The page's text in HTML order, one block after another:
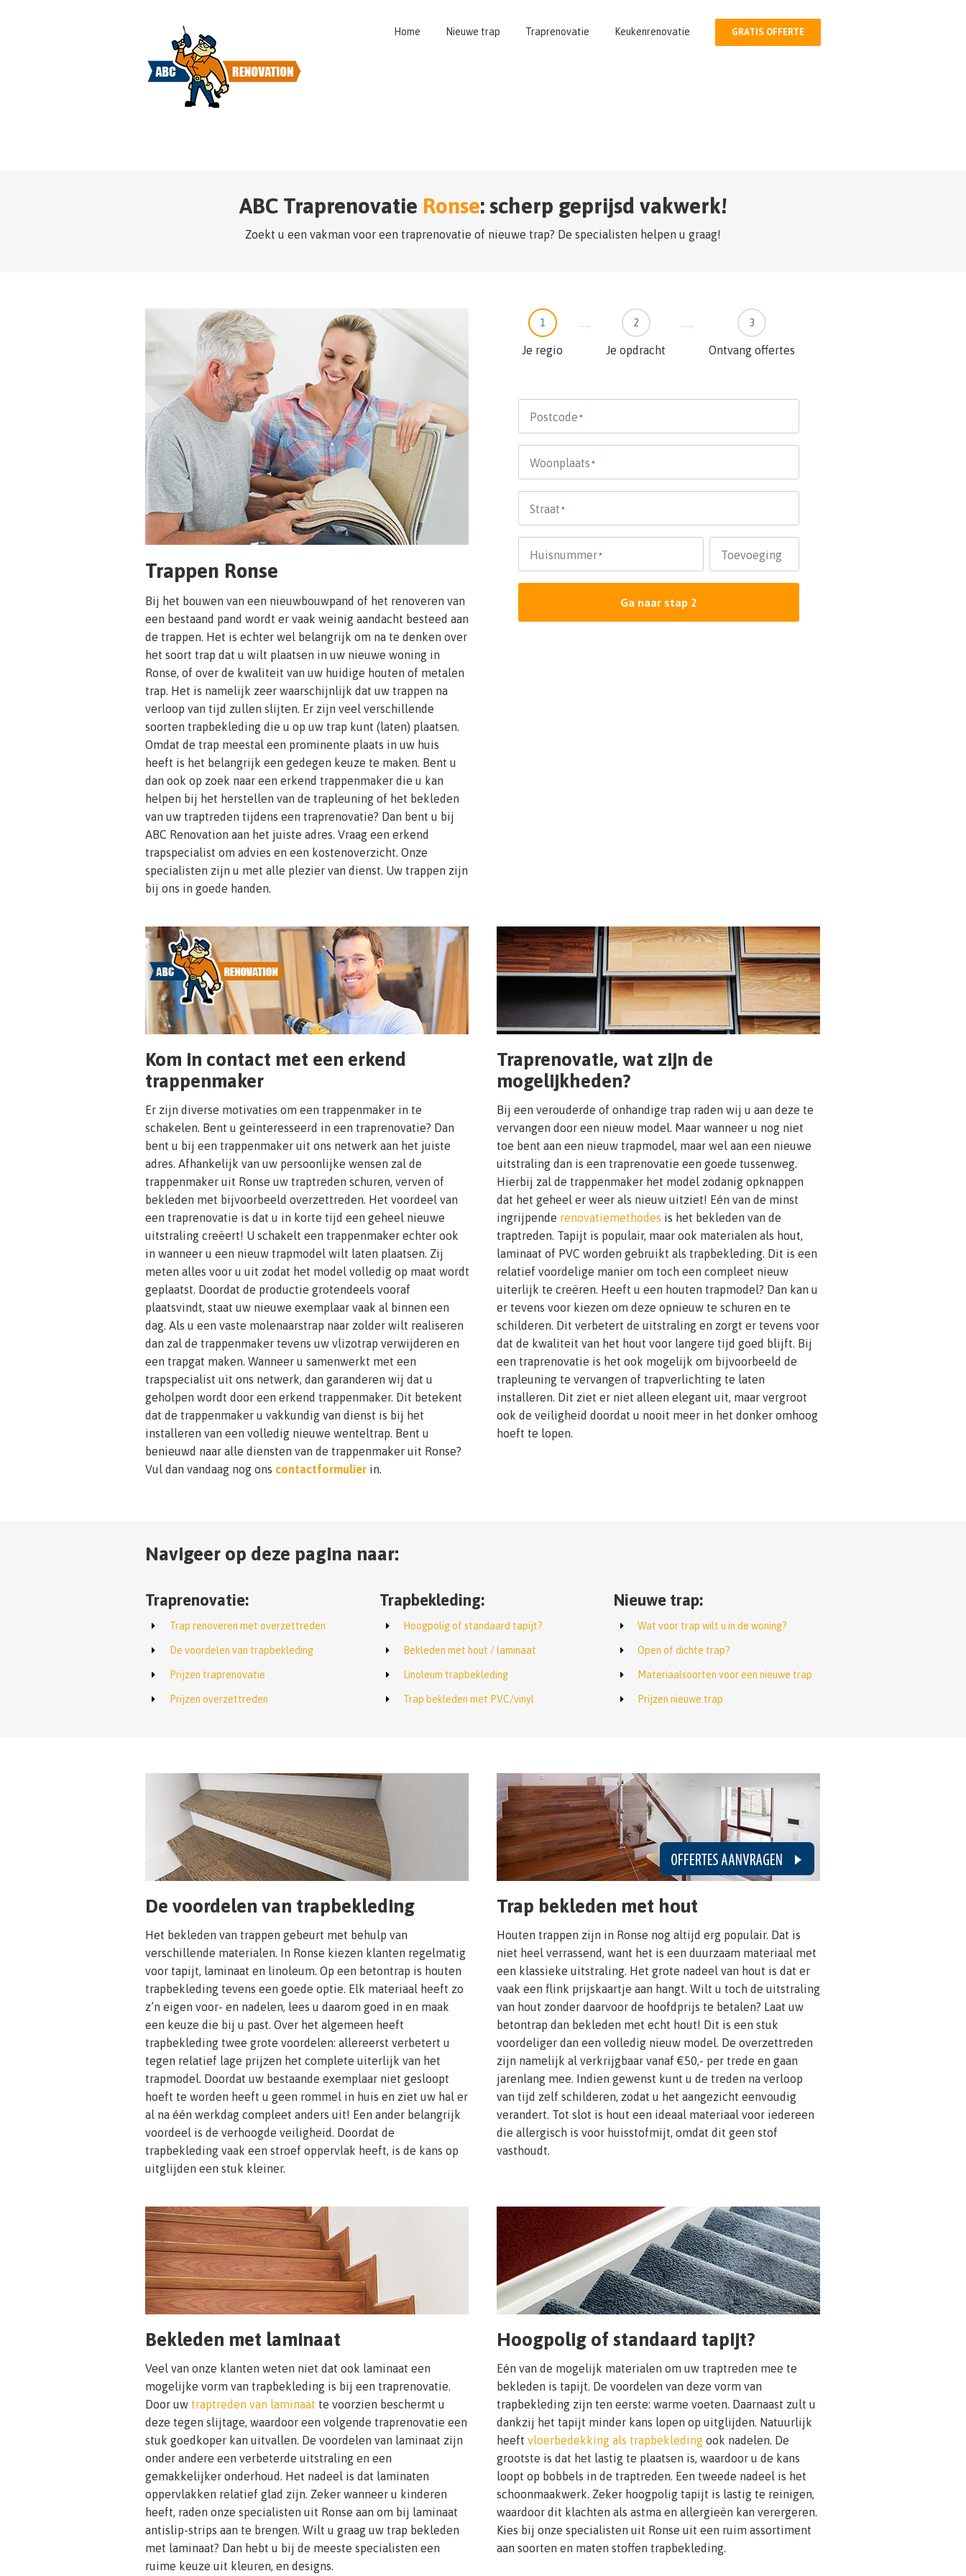
Home Nieuwe trap Traprenovatie Keukenrenovatie GRATIS OFFERTE
ABC Traprenovatie Ronse: scherp geprijsd vakwerk!
Zoekt u een vakman voor een traprenovatie of nieuwe trap? De specialisten helpen u graag!
Trappen Ronse
Bij het bouwen van een nieuwbouwpand of het renoveren van
een bestaand pand wordt er vaak weinig aandacht besteed aan
de trappen. Het is echter wel belangrijk om na te denken over
het soort trap dat u wilt plaatsen in uw nieuwe woning in
Ronse, of over de kwaliteit van uw huidige houten of metalen
trap. Het is namelijk zeer waarschijnlijk dat uw trappen na
verloop van tijd zullen slijten. Er zijn veel verschillende
soorten trapbekleding die u op uw trap kunt (laten) plaatsen.
Omdat de trap meestal een prominente plaats in uw huis
heeft is het belangrijk een gedegen keuze te maken. Bent u
dan ook op zoek naar een erkend trappenmaker die u kan
helpen bij het herstellen van de trapleuning of het bekleden
van uw traptreden tijdens een traprenovatie? Dan bent u bij
ABC Renovation aan het juiste adres. Vraag een erkend
trapspecialist om advies en een kostenoverzicht. Onze
specialisten zijn u met alle plezier van dienst. Uw trappen zijn
bij ons in goede handen.
1
Je regio
2
Je opdracht
3
Ontvang offertes
Postcode *
Woonplaats *
Straat *
Huisnummer* Toevoeging
Ga naar stap 2
Kom in contact met een erkend
trappenmaker
Er zijn diverse motivaties om een trappenmaker in te
schakelen. Bent u geïnteresseerd in een traprenovatie? Dan
bent u bij een trappenmaker uit ons netwerk aan het juiste
adres. Afhankelijk van uw persoonlijke wensen zal de
trappenmaker uit Ronse uw traptreden schuren, verven of
bekleden met bijvoorbeeld overzettreden. Het voordeel van
een traprenovatie is dat u in korte tijd een geheel nieuwe
uitstraling creëert! U schakelt een trappenmaker echter ook
in wanneer u een nieuw trapmodel wilt laten plaatsen. Zij
meten alles voor u uit zodat het model volledig op maat wordt
geplaatst. Doordat de productie grotendeels vooraf
plaatsvindt, staat uw nieuwe exemplaar vaak al binnen een
dag. Als u een vaste molenaarstrap naar zolder wilt realiseren
dan zal de trappenmaker tevens uw vlizotrap verwijderen en
een trapgat maken. Wanneer u samenwerkt met een
trapspecialist uit ons netwerk, dan garanderen wij dat u
geholpen wordt door een erkend trappenmaker. Dit betekent
dat de trappenmaker u vakkundig van dienst is bij het
installeren van een volledig nieuwe wenteltrap. Bent u
benieuwd naar alle diensten van de trappenmaker uit Ronse?
Vul dan vandaag nog ons contactformulier in.
Traprenovatie, wat zijn de
mogelijkheden?
Bij een verouderde of onhandige trap raden wij u aan deze te
vervangen door een nieuw model. Maar wanneer u nog niet
toe bent aan een nieuw trapmodel, maar wel aan een nieuwe
uitstraling dan is een traprenovatie een goede tussenweg.
Hierbij zal de trappenmaker het model zodanig opknappen
dat het geheel er weer als nieuw uitziet! Eén van de minst
ingrijpende renovatiemethodes is het bekleden van de
traptreden. Tapijt is populair, maar ook materialen als hout,
laminaat of PVC worden gebruikt als trapbekleding. Dit is een
relatief voordelige manier om toch een compleet nieuw
uiterlijk te creëren. Heeft u een houten trapmodel? Dan kan u
er tevens voor kiezen om deze opnieuw te schuren en te
schilderen. Dit verbetert de uitstraling en zorgt er tevens voor
dat de kwaliteit van het hout voor langere tijd goed blijft. Bij
een traprenovatie is het ook mogelijk om bijvoorbeeld de
trapleuning te vervangen of trapverlichting te laten
installeren. Dit ziet er niet alleen elegant uit, maar vergroot
ook de veiligheid doordat u nooit meer in het donker omhoog
hoeft te lopen.
Navigeer op deze pagina naar:
Traprenovatie:
Trap renoveren met overzettreden
De voordelen van trapbekleding
Prijzen traprenovatie
Prijzen overzettreden
Trapbekleding:
Hoogpolig of standaard tapijt?
Bekleden met hout / laminaat
Linoleum trapbekleding
Trap bekleden met PVC/vinyl
Nieuwe trap:
Wat voor trap wilt u in de woning?
Open of dichte trap?
Materiaalsoorten voor een nieuwe trap
Prijzen nieuwe trap
De voordelen van trapbekleding
Het bekleden van trappen gebeurt met behulp van
verschillende materialen. In Ronse kiezen klanten regelmatig
voor tapijt, laminaat en linoleum. Op een betontrap is houten
trapbekleding tevens een goede optie. Elk materiaal heeft zo
z’n eigen voor- en nadelen, lees u daarom goed in en maak
een keuze die bij u past. Over het algemeen heeft
trapbekleding twee grote voordelen: allereerst verbetert u
tegen relatief lage prijzen het complete uiterlijk van het
trapmodel. Doordat uw bestaande exemplaar niet gesloopt
hoeft te worden heeft u geen rommel in huis en ziet uw hal er
al na één werkdag compleet anders uit! Een ander belangrijk
voordeel is de verhoogde veiligheid. Doordat de
trapbekleding vaak een stroef oppervlak heeft, is de kans op
uitglijden een stuk kleiner.
Trap bekleden met hout
Houten trappen zijn in Ronse nog altijd erg populair. Dat is
niet heel verrassend, want het is een duurzaam materiaal met
een klassieke uitstraling. Het grote nadeel van hout is dat er
vaak een flink prijskaartje aan hangt. Wilt u toch de uitstraling
van hout zonder daarvoor de hoofdprijs te betalen? Laat uw
betontrap dan bekleden met echt hout! Dit is een stuk
voordeliger dan een volledig nieuw model. De overzettreden
zijn namelijk al verkrijgbaar vanaf €50,- per trede en gaan
jarenlang mee. Indien gewenst kunt u de treden na verloop
van tijd zelf schilderen, zodat u het aangezicht eenvoudig
verandert. Tot slot is hout een ideaal materiaal voor iedereen
die allergisch is voor huisstofmijt, omdat dit geen stof
vasthoudt.
Bekleden met laminaat
Veel van onze klanten weten niet dat ook laminaat een
mogelijke vorm van trapbekleding is bij een traprenovatie.
Door uw traptreden van laminaat te voorzien beschermt u
deze tegen slijtage, waardoor een volgende traprenovatie een
stuk goedkoper kan uitvallen. De voordelen van laminaat zijn
onder andere een verbeterde uitstraling en een
gemakkelijker onderhoud. Het nadeel is dat laminaten
oppervlakken relatief glad zijn. Zeker wanneer u kinderen
heeft, raden onze specialisten uit Ronse aan om bij laminaat
antislip-strips aan te brengen. Wilt u graag uw trap bekleden
met laminaat? Dan hebt u bij de meeste specialisten een
ruime keuze uit kleuren, en designs.
Hoogpolig of standaard tapijt?
Eén van de mogelijk materialen om uw traptreden mee te
bekleden is tapijt. De voordelen van deze vorm van
trapbekleding zijn ten eerste: warme voeten. Daarnaast zult u
dankzij het tapijt minder kans lopen op uitglijden. Natuurlijk
heeft vloerbedekking als trapbekledingook nadelen. De
grootste is dat het lastig te plaatsen is, waardoor u de kans
loopt op bobbels in de traptreden. Een tweede nadeel is het
schoonmaakwerk. Zeker hoogpolig tapijt is lastig te reinigen,
waardoor dit klachten als astma en allergieën kan verergeren.
Kies bij onze specialisten uit Ronse uit een ruim assortiment
aan soorten en maten stoffen trapbekleding.